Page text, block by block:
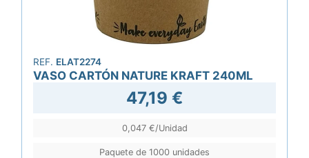
REF. ELAT2274
VASO CARTÓN NATURE KRAFT 240ML
47,19 €
0,047 €/Unidad
Paquete de 1000 unidades